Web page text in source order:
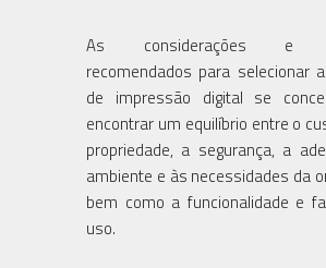
As considerações e
recomendados para selecionar
de impressão digital se
encontrar um equilíbrio entre o
propriedade, a segurança, a
ambiente e às necessidades da
bem como a funcionalidade e
uso.